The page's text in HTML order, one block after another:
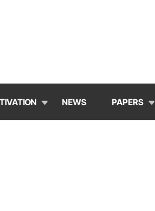
NEWS PAPERS